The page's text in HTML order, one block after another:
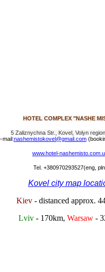
HOTEL COMPLEX "NASHE
5 Zaliznychna Str., Kovel, Volyn
mail:nashemistokovel@gmail.com
www.hotel-
Tel. +380970293527(eng,
Kovel city map
Kiev - distanced approx.
Lviv- 170km, Warsaw -